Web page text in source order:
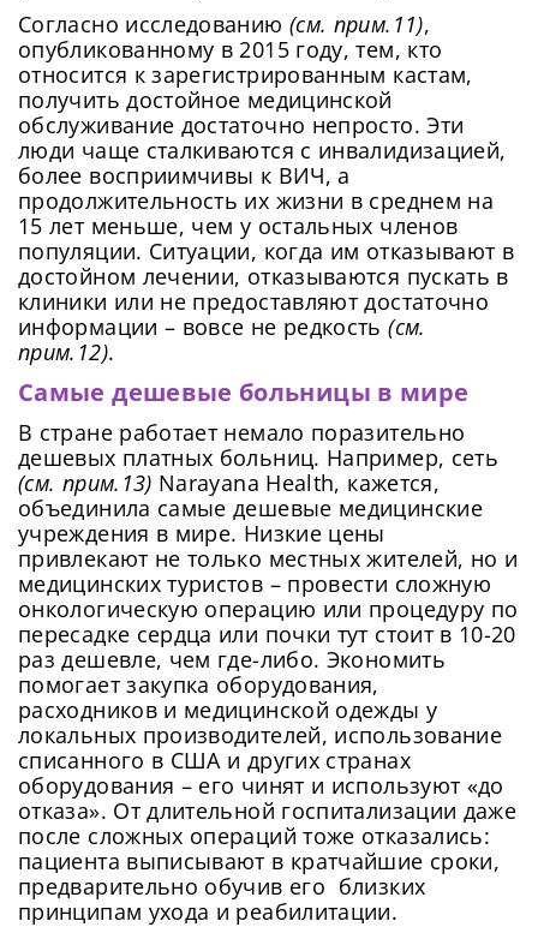
Согласно исследованию (см. прим.11),
опубликованному в 2015 году, тем, кто
относится к зарегистрированным кастам,
получить достойное медицинской
обслуживание достаточно непросто. Эти
люди чаще сталкиваются с инвалидизацией,
более восприимчивы к ВИЧ, а
продолжительность их жизни в среднем на
15 лет меньше, чем у остальных членов
популяции. Ситуации, когда им отказывают в
достойном лечении, отказываются пускать в
клиники или не предоставляют достаточно
информации – вовсе не редкость(см.
прим.12).
Самые дешевые больницы в мире
В стране работает немало поразительно
дешевых платных больниц. Например, сеть
(см. прим.13) Narayana Health, кажется,
объединила самые дешевые медицинские
учреждения в мире. Низкие цены
привлекают не только местных жителей, но и
медицинских туристов – провести сложную
онкологическую операцию или процедуру по
пересадке сердца или почки тут стоит в 10-20
раз дешевле, чем где-либо. Экономить
помогает закупка оборудования,
расходников и медицинской одежды у
локальных производителей, использование
списанного в США и других странах
оборудования – его чинят и используют «до
отказа». От длительной госпитализации даже
после сложных операций тоже отказались:
пациента выписывают в кратчайшие сроки,
предварительно обучив его близких
принципам ухода и реабилитации.